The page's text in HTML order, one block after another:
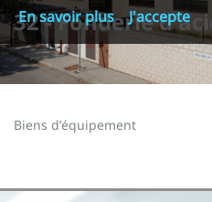
32 - Fonderie
Biens d’équipement
En savoir plus
J'accepte